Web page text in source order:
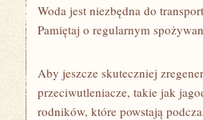
Woda jest niezbędna do
Pamiętaj ⁢o regularnym
Aby jeszcze skuteczniej
przeciwutleniacze,⁢ takie jak
⁢rodników, które powstają